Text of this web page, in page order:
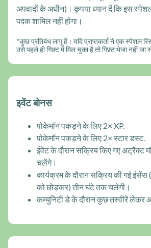
अपवादों के अधीन)। कृपया ध्यान दें कि इस
पदक शामिल नहीं होगा।
*कुछ प्रतिबंध लागू हैं। यदि प्राप्तकर्ता ने एक स्पेशल
उसे पहले ही गिफ़्ट में मिल चुका है तो गिफ़्ट भेजा नहीं जा
इवेंट बोनस
पोकेमॉन पकड़ने के लिए 2× XP.
पोकेमॉन पकड़ने के लिए 2× स्टार डस्ट.
ईवेंट के दौरान सक्रिय किए गए अट्रैक्ट
चलेंगे।
कार्यक्रम के दौरान सक्रिय की गई
को छोड़कर) तीन घंटे तक चलेगी।
कम्युनिटी डे के दौरान कुछ तस्वीरें लेकर